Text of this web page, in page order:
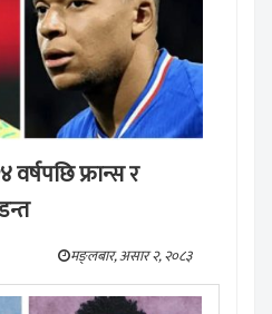
फ्रान्स र
मङ्लबार, असार २, २०८३